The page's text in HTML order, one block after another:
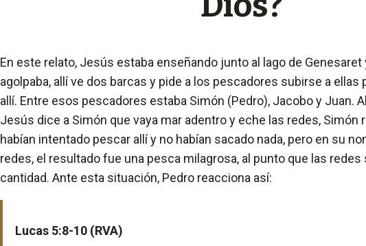
En este relato, Jesús estaba enseñando junto al lago de Genesaret
agolpaba, allí ve dos barcas y pide a los pescadores subirse a ellas
allí. Entre esos pescadores estaba Simón (Pedro), Jacobo y Juan.
Jesús dice a Simón que vaya mar adentro y eche las redes, Simón
habían intentado pescar allí y no habían sacado nada, pero en su
redes, el resultado fue una pesca milagrosa, al punto que las redes
cantidad. Ante esta situación, Pedro reacciona así:
Lucas 5:8-10 (RVA)